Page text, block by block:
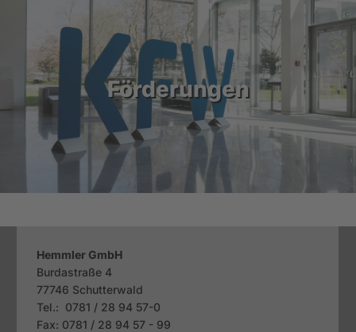
Förderungen
Hemmler GmbH
Burdastraße 4
77746 Schutterwald
Tel.: 0781 / 28 94 57-0
Fax: 0781 / 28 94 57 - 99